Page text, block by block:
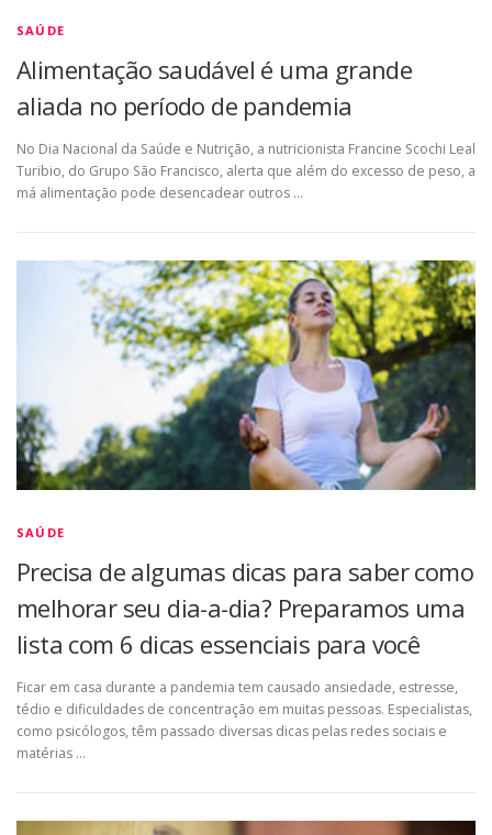
SAÚDE
Alimentação saudável é uma grande
aliada no período de pandemia
No Dia Nacional da Saúde e Nutrição, a nutricionista Francine Scochi Leal
Turibio, do Grupo São Francisco, alerta que além do excesso de peso, a
má alimentação pode desencadear outros …
SAÚDE
Precisa de algumas dicas para saber como
melhorar seu dia-a-dia? Preparamos uma
lista com 6 dicas essenciais para você
Ficar em casa durante a pandemia tem causado ansiedade, estresse,
tédio e dificuldades de concentração em muitas pessoas. Especialistas,
como psicólogos, têm passado diversas dicas pelas redes sociais e
matérias …